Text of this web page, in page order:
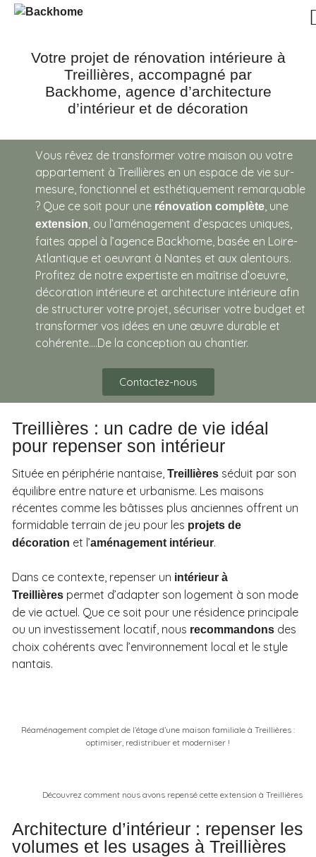
Votre projet de rénovation intérieure à
Treillières, accompagné par
Backhome, agence d’architecture
d’intérieur et de décoration
Vous rêvez de transformer votre maison ou votre
appartement à Treillières en un espace de vie sur-
mesure, fonctionnel et esthétiquement remarquable
? Que ce soit pour une rénovation complète, une
extension, ou l’aménagement d’espaces uniques,
faites appel à l’agence Backhome, basée en Loire-
Atlantique et oeuvrant à Nantes et aux alentours.
Profitez de notre expertiste en maîtrise d’oeuvre,
décoration intérieure et architecture intérieure afin
de structurer votre projet, sécuriser votre budget et
transformer vos idées en une œuvre durable et
cohérente….De la conception au chantier.
Contactez-nous
Treillières : un cadre de vie idéal
pour repenser son intérieur
Située en périphérie nantaise, Treillières séduit par son
équilibre entre nature et urbanisme. Les maisons
récentes comme les bâtisses plus anciennes offrent un
formidable terrain de jeu pour les projets de
décoration et l’aménagement intérieur.
Dans ce contexte, repenser un intérieur à
Treillières permet d’adapter son logement à son mode
de vie actuel. Que ce soit pour une résidence principale
ou un investissement locatif, nous recommandons des
choix cohérents avec l’environnement local et le style
nantais.
Réaménagement complet de l’étage d’une maison familiale à Treillières :
optimiser, redistribuer et moderniser !
Découvrez comment nous avons repensé cette extension à Treillières
Architecture d’intérieur : repenser les
volumes et les usages à Treillières